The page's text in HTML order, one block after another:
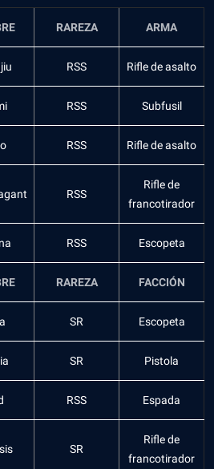
RAREZA ARMA
RSS Rifle de asalto
RSS Subfusil
RSS Rifle de asalto
RSS
Rifle de
francotirador
RSS Escopeta
RAREZA FACCIÓN
SR Escopeta
SR Pistola
RSS Espada
SR
Rifle de
francotirador